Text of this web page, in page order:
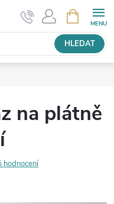
HLEDAT
NÁKUPNÍ
KOŠÍK
na plátně
hodnocení